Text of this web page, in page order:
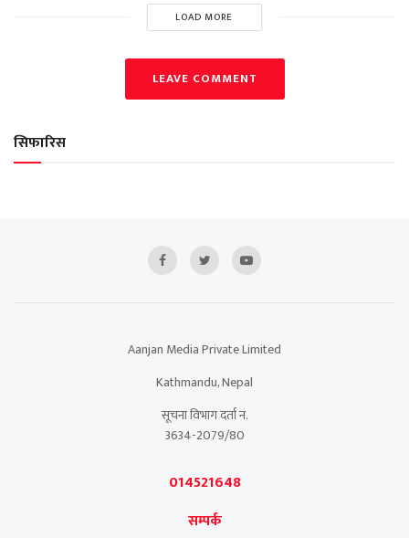
LOAD MORE
LEAVE COMMENT
सिफारिस
Aanjan Media Private Limited
Kathmandu, Nepal
सूचना विभाग दर्ता नं.
3634-2079/80
014521648
सम्पर्क